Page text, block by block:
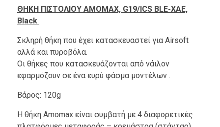
ΘΗΚΗ ΠΙΣΤΟΛΙΟΥ AMOMAX, G19/ICS BLE-XAE,
Black
Σκληρή θήκη που έχει κατασκευαστεί για Airsoft
αλλά και πυροβόλα.
Οι θήκες που κατασκευάζονται από νάιλον
εφαρμόζουν σε ένα ευρύ φάσμα μοντέλων .
Βάρος: 120g
Η θήκη Amomax είναι συμβατή με 4 διαφορετικές